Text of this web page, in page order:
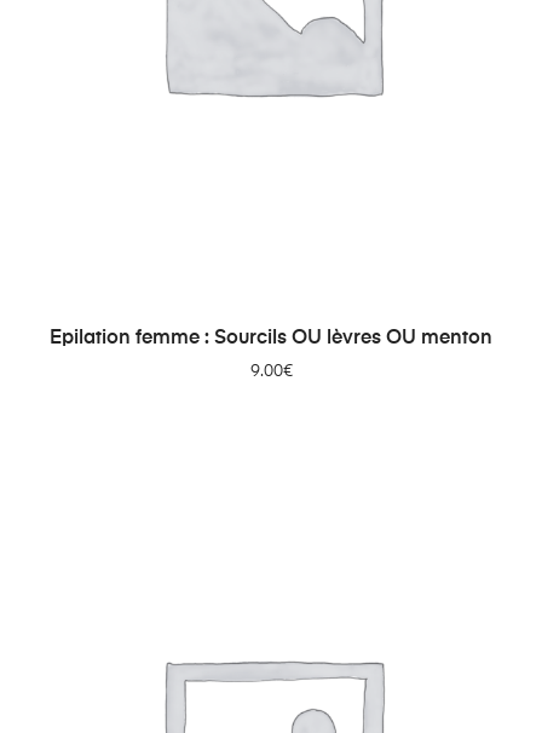
AJOUTER AU PANIER
Epilation femme : Sourcils OU lèvres OU menton
9.00€